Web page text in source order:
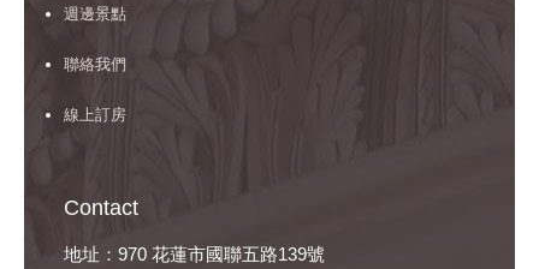
週邊景點
聯絡我們
線上訂房
Contact
地址：970 花蓮市國聯五路139號